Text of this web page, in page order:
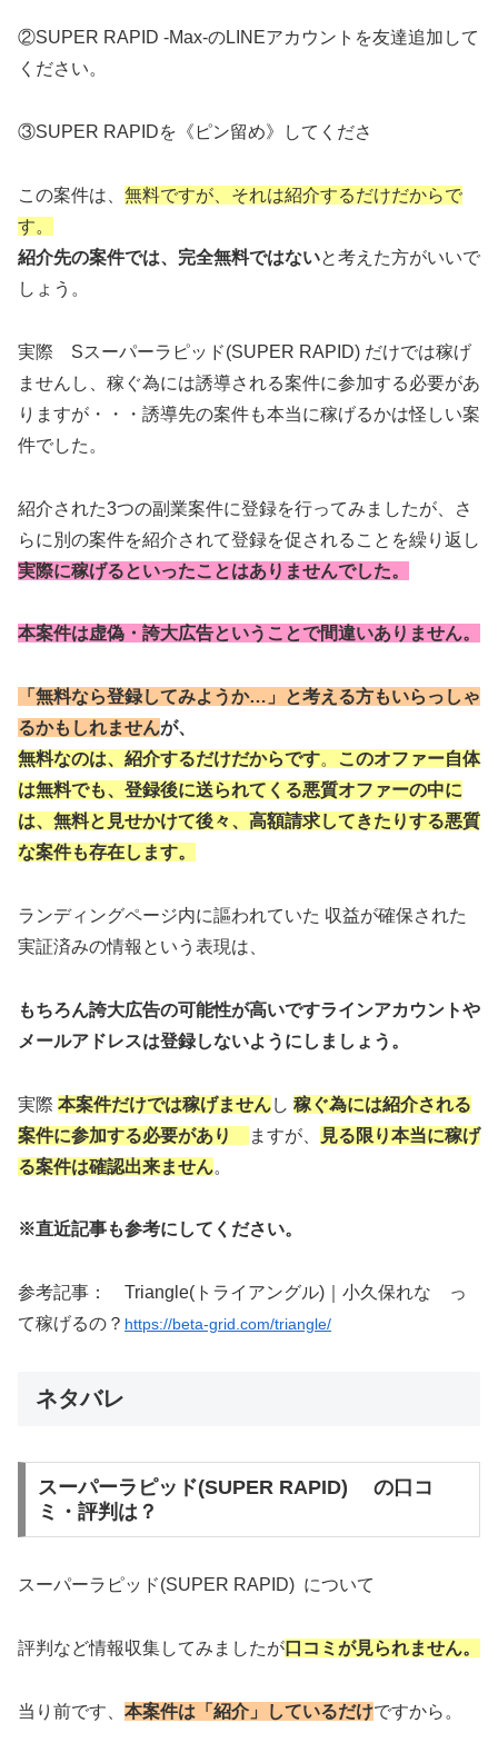
②SUPER RAPID -Max-のLINEアカウントを友達追加して
ください。
③SUPER RAPIDを《ピン留め》してくださ
この案件は、 無料ですが、それは紹介するだけだからで
す。
紹介先の案件では、完全無料ではないと考えた方がいいで
しょう。
実際 Sスーパーラピッド(SUPER RAPID) だけでは稼げ
ませんし、稼ぐ為には誘導される案件に参加する必要があ
りますが・・・誘導先の案件も本当に稼げるかは怪しい案
件でした。
紹介された3つの副業案件に登録を行ってみましたが、さ
らに別の案件を紹介されて登録を促されることを繰り返し
実際に稼げるといったことはありませんでした。
本案件は虚偽・誇大広告ということで間違いありません。
「無料なら登録してみようか…」と考える方もいらっしゃ
るかもしれませんが、
無料なのは、紹介するだけだからです。
このオファー自体
は無料でも、登録後に送られてくる悪質オファーの中に
は、無料と見せかけて後々、高額請求してきたりする悪質
な案件も存在します。
ランディングページ内に謳われていた 収益が確保された
実証済みの情報という表現は、
もちろん誇大広告の可能性が高いですラインアカウントや
メールアドレスは登録しないようにしましょう。
実際 本案件だけでは稼げませんし 稼ぐ為には紹介される
案件に参加する必要があり
ますが、
見る限り本当に稼げ
る案件は確認出来ません。
※直近記事も参考にしてください。
参考記事： Triangle(トライアングル)｜小久保れな
っ
て稼げるの？ https://beta-grid.com/triangle/
ネタバレ
スーパーラピッド(SUPER RAPID) の口コ
ミ・評判は？
スーパーラピッド(SUPER RAPID) について
評判など情報収集してみましたが口コミが見られません。
当り前です、 本案件は「紹介」しているだけですから。